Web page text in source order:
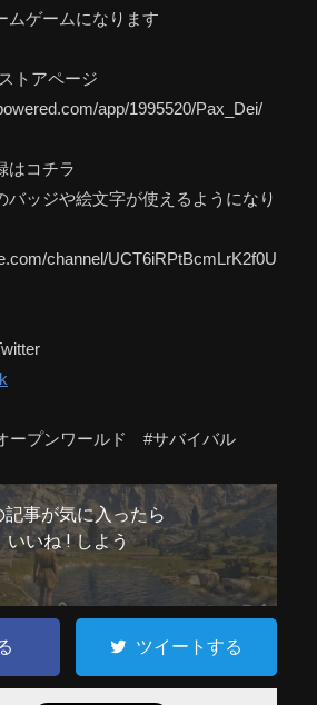
ゲームになります
トアページ
app/1995520/Pax_Dei/
はコチラ
バッジや絵文字が使えるようになり
channel/UCT6iRPtBcmLrK2f0U
ープンワールド #サバイバル
記事が気に入ったら
いいね ! しよう
ツイートする